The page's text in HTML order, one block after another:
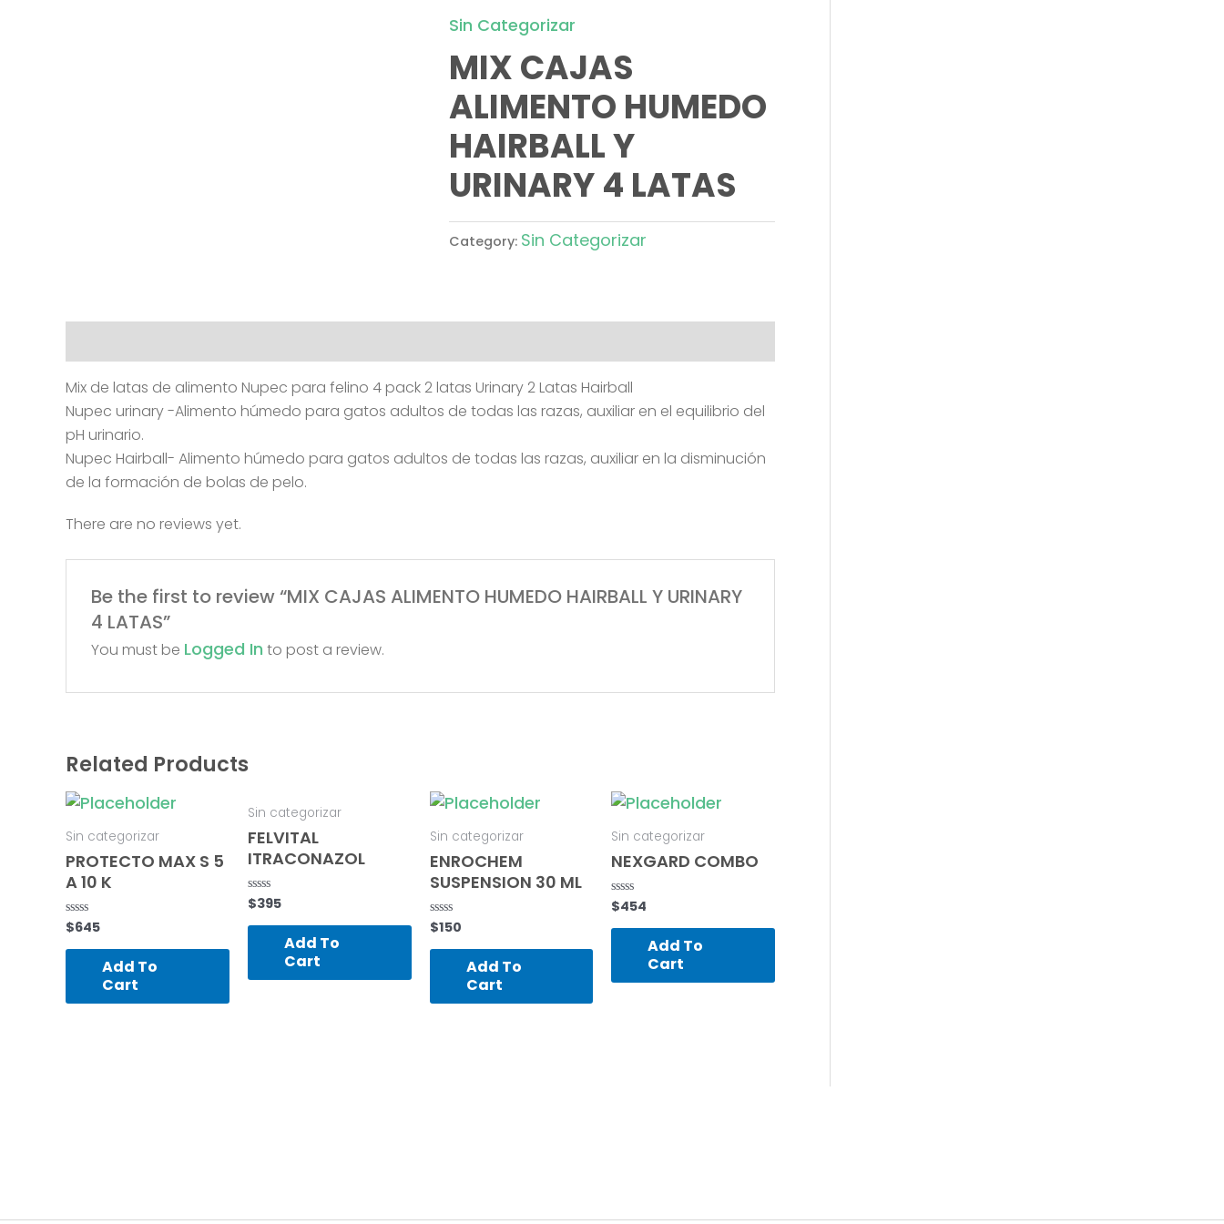
Sin Categorizar
MIX CAJAS
ALIMENTO HUMEDO
HAIRBALL Y
URINARY 4 LATAS
Category: Sin Categorizar
Mix de latas de alimento Nupec para felino 4 pack 2 latas Urinary 2 Latas Hairball
Nupec urinary -Alimento húmedo para gatos adultos de todas las razas, auxiliar en el equilibrio del
pH urinario.
Nupec Hairball- Alimento húmedo para gatos adultos de todas las razas, auxiliar en la disminución
de la formación de bolas de pelo.
There are no reviews yet.
Be the first to review “MIX CAJAS ALIMENTO HUMEDO HAIRBALL Y URINARY
4 LATAS”
You must be Logged In to post a review.
Related Products
Sin categorizar
PROTECTO MAX S 5
A 10 K
Rated
0
out
$645
Add To
Cart
Sin categorizar
FELVITAL
ITRACONAZOL
Rated
0
out
$395
Add To
Cart
Sin categorizar
ENROCHEM
SUSPENSION 30 ML
Rated
0
out
$150
Add To
Cart
Sin categorizar
NEXGARD COMBO
Rated
0
out
$454
Add To
Cart